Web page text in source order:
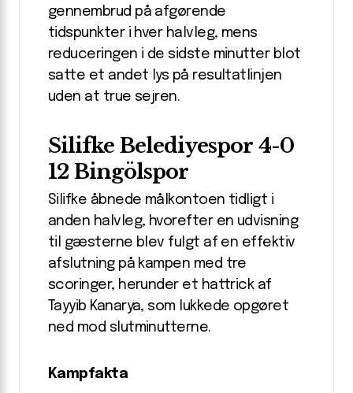
gennembrud på afgørende
tidspunkter i hver halvleg, mens
reduceringen i de sidste minutter blot
satte et andet lys på resultatlinjen
uden at true sejren.
Silifke Belediyespor 4-0
12 Bingölspor
Silifke åbnede målkontoen tidligt i
anden halvleg, hvorefter en udvisning
til gæsterne blev fulgt af en effektiv
afslutning på kampen med tre
scoringer, herunder et hattrick af
Tayyib Kanarya, som lukkede opgøret
ned mod slutminutterne.
Kampfakta